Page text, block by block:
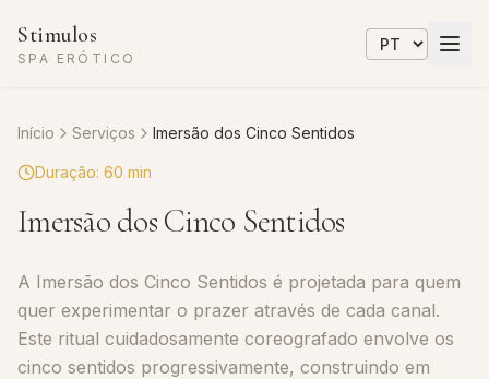
Stimulos
SPA ERÓTICO
Início Serviços Imersão dos Cinco Sentidos
Duração: 60 min
Imersão dos Cinco Sentidos
A Imersão dos Cinco Sentidos é projetada para quem
quer experimentar o prazer através de cada canal.
Este ritual cuidadosamente coreografado envolve os
cinco sentidos progressivamente, construindo em